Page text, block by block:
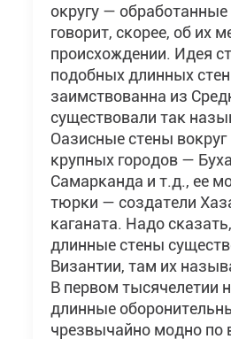
округу —
говорит, скорее, об их
происхождении. Идея
подобных длинных
заимствованна из
существовали так
Оазисные стены вокруг
крупных городов —
Самарканда и т.д., ее
тюрки — создатели
каганата. Надо
длинные стены
Византии, там их
В первом тысячелетии
длинные
чрезвычайно модно по